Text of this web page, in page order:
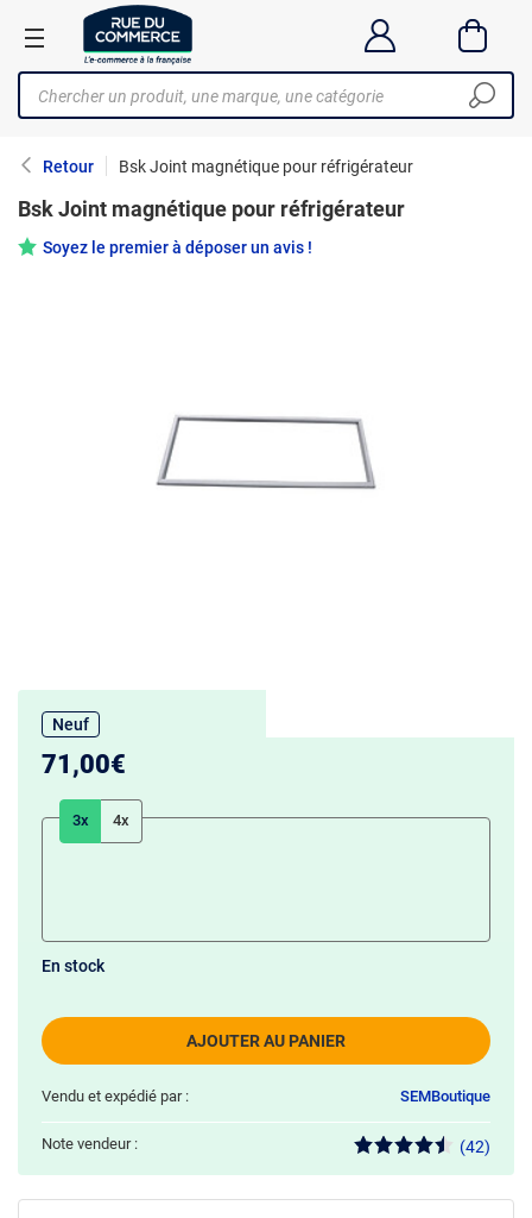
Retour Bsk Joint magnétique pour réfrigérateur
Bsk Joint magnétique pour réfrigérateur
Soyez le premier à déposer un avis !
Neuf
71,00€
3x 4x
AJOUTER AU PANIER
En stock
Vendu et expédié par : SEMBoutique
Note vendeur : (42)